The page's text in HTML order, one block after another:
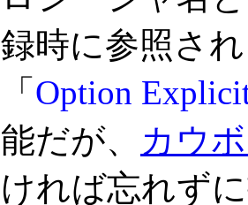
録時に参照さ
「 Option
能だが、
カウ
ければ忘れず